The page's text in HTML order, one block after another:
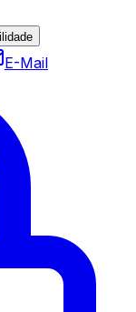
E-Mail